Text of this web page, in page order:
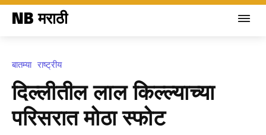
NB मराठी
बातम्या राष्ट्रीय
दिल्लीतील लाल किल्ल्याच्या
परिसरात मोठा स्फोट